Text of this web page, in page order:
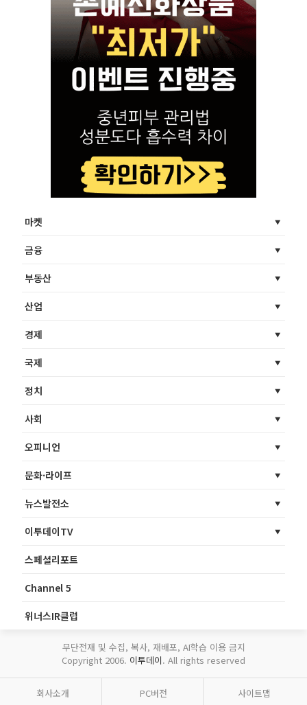
마켓
금융
부동산
산업
경제
국제
정치
사회
오피니언
문화·라이프
뉴스발전소
이투데이TV
스페셜리포트
Channel 5
위너스IR클럽
무단전재 및 수집, 복사, 재배포, AI학습 이용 금지
Copyright 2006. 이투데이. All rights reserved
회사소개 PC버전 사이트맵